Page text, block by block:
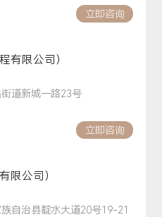
立即咨询
有限公司）
道新城一路23号
立即咨询
限公司）
自治县靛水大道20号19-21